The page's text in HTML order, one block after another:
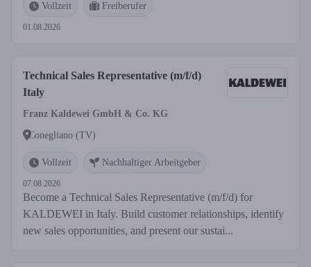
Vollzeit Freiberufer
01.08.2026
Technical Sales Representative (m/f/d)
Italy
Franz Kaldewei GmbH & Co. KG
Conegliano (TV)
Vollzeit Nachhaltiger Arbeitgeber
07.08.2026
Become a Technical Sales Representative (m/f/d) for
KALDEWEI in Italy. Build customer relationships, identify
new sales opportunities, and present our sustai...